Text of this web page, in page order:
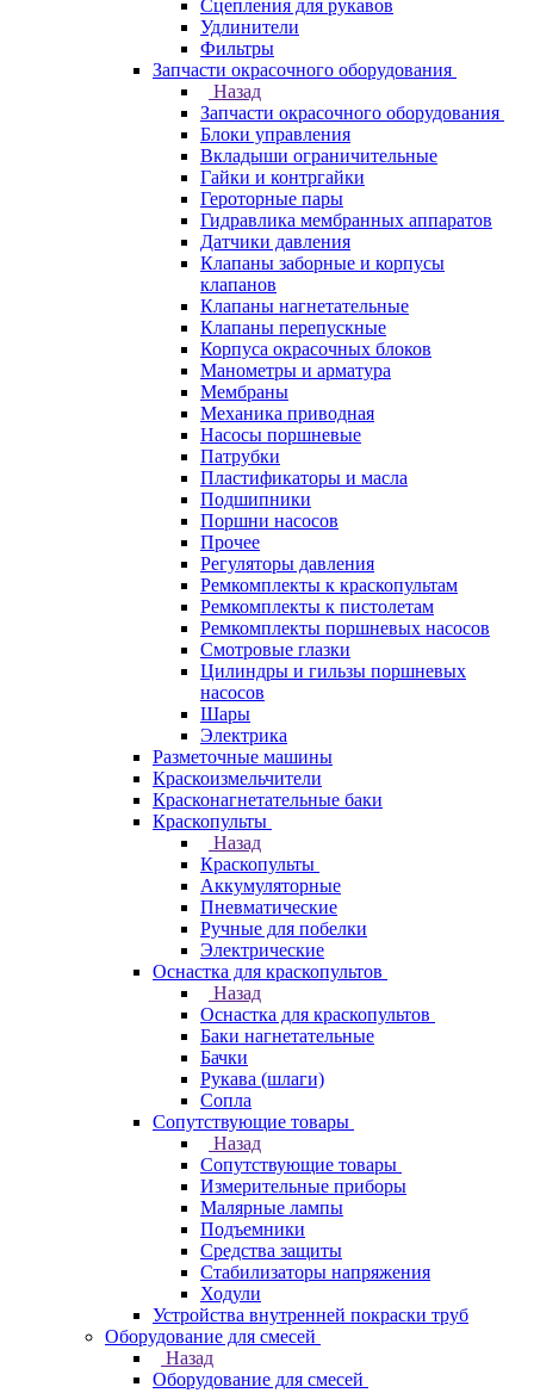
Сцепления для рукавов
Удлинители
Фильтры
Запчасти окрасочного оборудования
Назад
Запчасти окрасочного оборудования
Блоки управления
Вкладыши ограничительные
Гайки и контргайки
Героторные пары
Гидравлика мембранных аппаратов
Датчики давления
Клапаны заборные и корпусы
клапанов
Клапаны нагнетательные
Клапаны перепускные
Корпуса окрасочных блоков
Манометры и арматура
Мембраны
Механика приводная
Насосы поршневые
Патрубки
Пластификаторы и масла
Подшипники
Поршни насосов
Прочее
Регуляторы давления
Ремкомплекты к краскопультам
Ремкомплекты к пистолетам
Ремкомплекты поршневых насосов
Смотровые глазки
Цилиндры и гильзы поршневых
насосов
Шары
Электрика
Разметочные машины
Краскоизмельчители
Красконагнетательные баки
Краскопульты
Назад
Краскопульты
Аккумуляторные
Пневматические
Ручные для побелки
Электрические
Оснастка для краскопультов
Назад
Оснастка для краскопультов
Баки нагнетательные
Бачки
Рукава (шлаги)
Сопла
Сопутствующие товары
Назад
Сопутствующие товары
Измерительные приборы
Малярные лампы
Подъемники
Средства защиты
Стабилизаторы напряжения
Ходули
Устройства внутренней покраски труб
Оборудование для смесей
Назад
Оборудование для смесей